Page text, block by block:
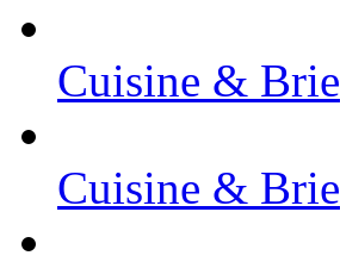
Cuisine & Brie
Cuisine & Brie